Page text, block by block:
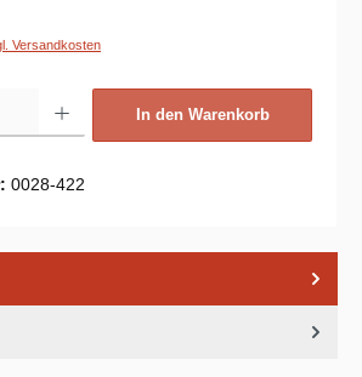
Versandkosten
In den Warenkorb
0028-422